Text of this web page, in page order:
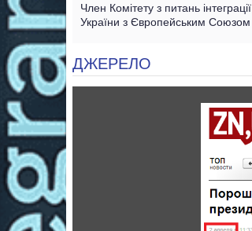
Член Комітету з питань інтеграції
України з Європейським Союзом
ДЖЕРЕЛО